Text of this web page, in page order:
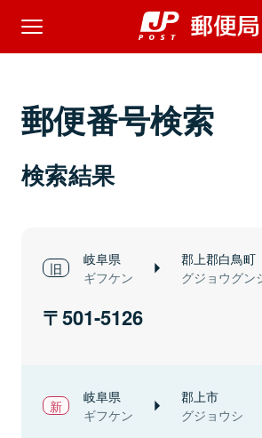
郵便番号検索
検索結果
岐阜県
ギフケン
郡上郡白鳥町
グジョウグン
501-5126
岐阜県
ギフケン
郡上市
グジョウシ